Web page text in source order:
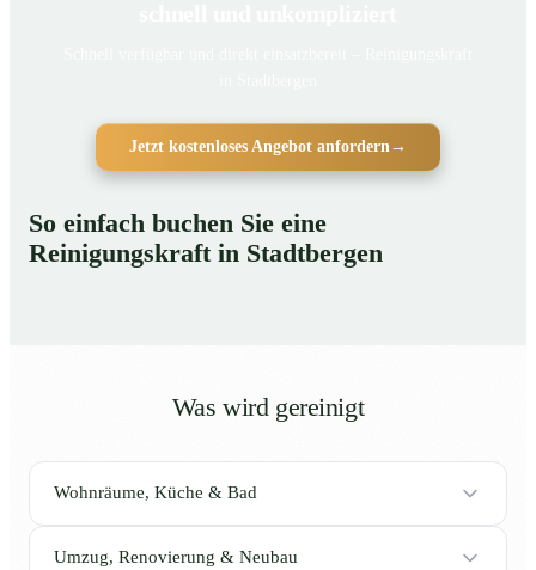
Jetzt kostenloses Angebot anfordern →
So einfach buchen Sie eine
Reinigungskraft in Stadtbergen
Was wird gereinigt
Wohnräume, Küche & Bad
Umzug, Renovierung & Neubau